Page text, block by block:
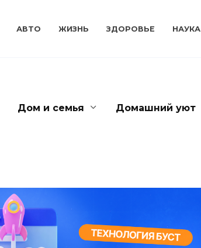
АВТО ЖИЗНЬ ЗДОРОВЬЕ НАУКА
Дом и семья Домашний уют